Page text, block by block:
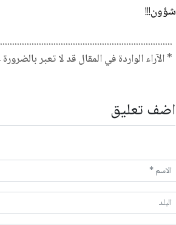
شؤون!!!
* الآراء الواردة في المقال قد لا تعبر
اضف تعليق